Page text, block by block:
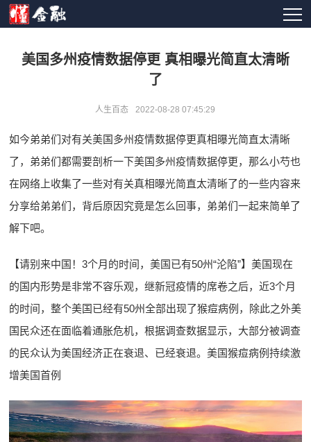
美国多州疫情数据停更 真相曝光简直太清晰
了
人生百态 2022-08-28 07:45:29
如今弟弟们对有关美国多州疫情数据停更真相曝光简直太清晰
了，弟弟们都需要剖析一下美国多州疫情数据停更，那么小芍也
在网络上收集了一些对有关真相曝光简直太清晰了的一些内容来
分享给弟弟们，背后原因究竟是怎么回事，弟弟们一起来简单了
解下吧。
【请别来中国！3个月的时间，美国已有50州“沦陷”】美国现在
的国内形势是非常不容乐观，继新冠疫情的席卷之后，近3个月
的时间，整个美国已经有50州全部出现了猴痘病例，除此之外美
国民众还在面临着通胀危机，根据调查数据显示，大部分被调查
的民众认为美国经济正在衰退、已经衰退。美国猴痘病例持续激
增美国首例